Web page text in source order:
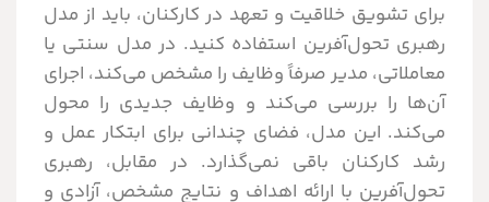
برای تشویق خلاقیت و تعهد در کارکنان، باید از مدل
رهبری تحول‌آفرین استفاده کنید. در مدل سنتی یا
معاملاتی، مدیر صرفاً وظایف را مشخص می‌کند، اجرای
آن‌ها را بررسی می‌کند و وظایف جدیدی را محول
می‌کند. این مدل، فضای چندانی برای ابتکار عمل و
رشد کارکنان باقی نمی‌گذارد. در مقابل، رهبری
تحول‌آفرین با ارائه اهداف و نتایج مشخص، آزادی و